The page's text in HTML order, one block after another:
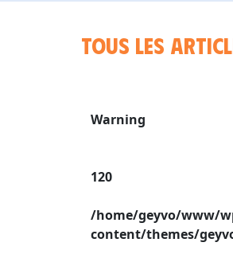
Tous les
Warning
120
/home/geyvo/www/
content/themes/